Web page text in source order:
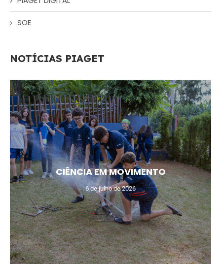
SOE
NOTÍCIAS PIAGET
CIÊNCIA EM MOVIMENTO
6 de julho de 2026